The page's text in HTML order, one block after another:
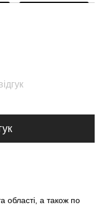
області, а також по